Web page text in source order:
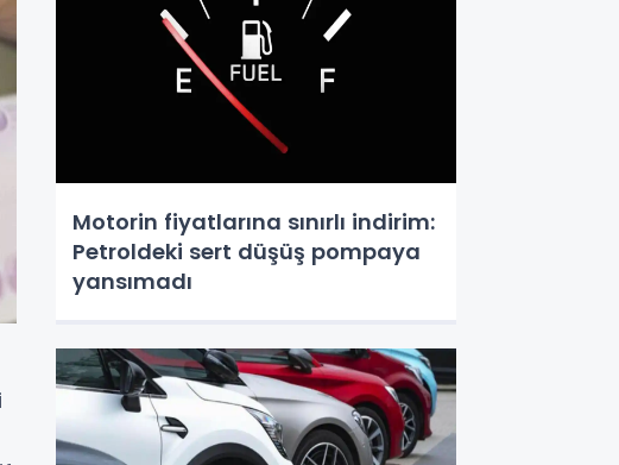
Motorin fiyatlarına sınırlı indirim:
Petroldeki sert düşüş pompaya
yansımadı